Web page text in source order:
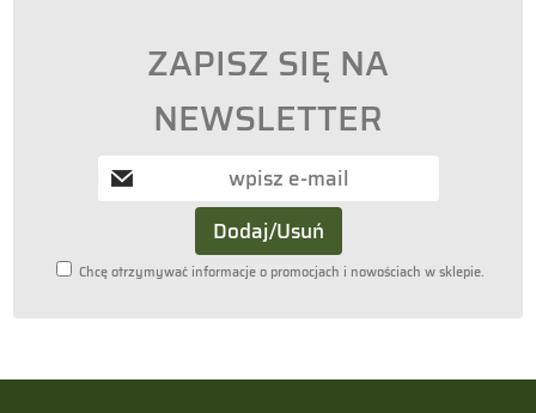
ZAPISZ SIĘ NA
NEWSLETTER
Chcę otrzymywać informacje o promocjach i nowościach w sklepie.